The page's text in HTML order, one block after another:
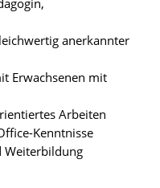
anerkannter
Erwachsenen mit
Arbeiten
Kenntnisse
Weiterbildung